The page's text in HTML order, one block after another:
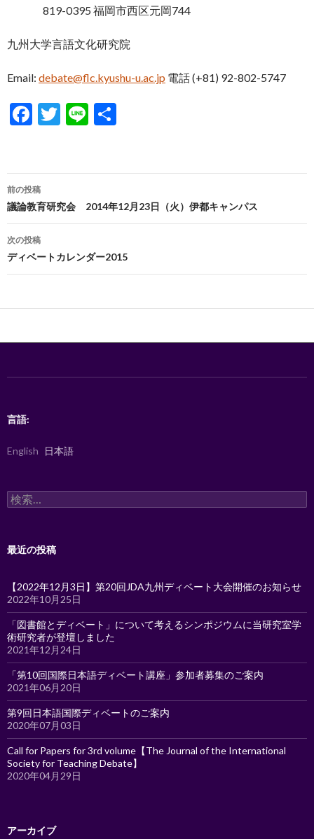
819-0395 福岡市西区元岡744
九州大学言語文化研究院
Email: debate@flc.kyushu-u.ac.jp 電話 (+81) 92-802-5747
F
b
o
o
k
T
er
Li
投
稿
ナ
ビ
ゲ
ー
ン
前の投稿
議論教育研究会 2014年12月23日（火）伊都キャンパス
次の投稿
ディベートカレンダー2015
言語:
English 日本語
検
索:
最近の投稿
【2022年12月3日】第20回JDA九州ディベート大会開催のお知らせ
2022年10月25日
「図書館とディベート」について考えるシンポジウムに当研究室学
術研究者が登壇しました
2021年12月24日
「第10回国際日本語ディベート講座」参加者募集のご案内
2021年06月20日
第9回日本語国際ディベートのご案内
2020年07月03日
Call for Papers for 3rd volume【The Journal of the International
Society for Teaching Debate】
2020年04月29日
アーカイブ